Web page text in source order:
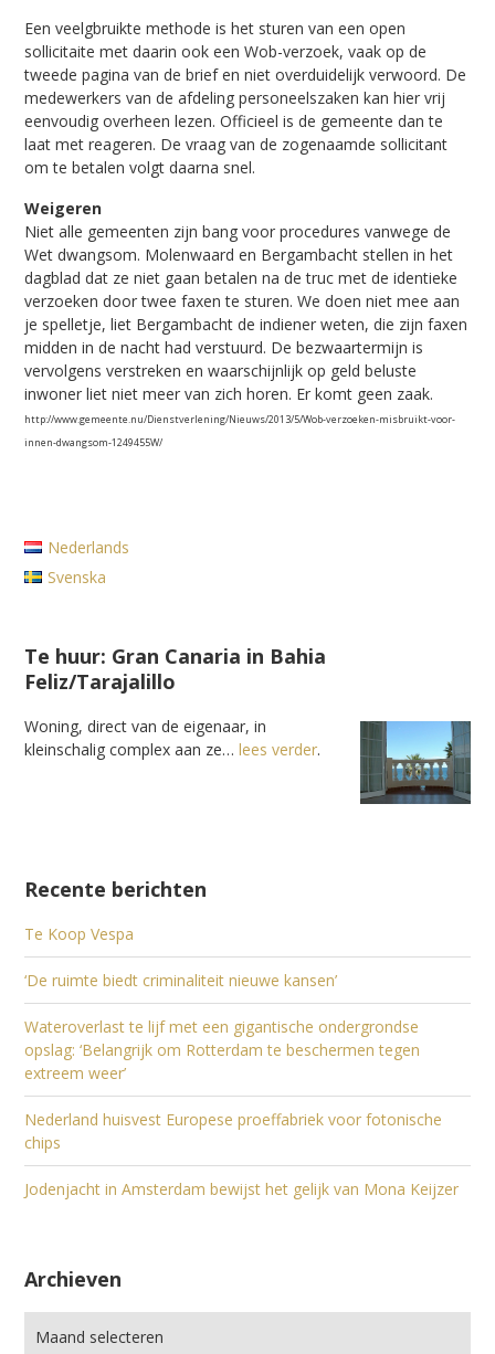
Een veelgbruikte methode is het sturen van een open
sollicitaite met daarin ook een Wob-verzoek, vaak op de
tweede pagina van de brief en niet overduidelijk verwoord. De
medewerkers van de afdeling personeelszaken kan hier vrij
eenvoudig overheen lezen. Officieel is de gemeente dan te
laat met reageren. De vraag van de zogenaamde sollicitant
om te betalen volgt daarna snel.
Weigeren
Niet alle gemeenten zijn bang voor procedures vanwege de
Wet dwangsom. Molenwaard en Bergambacht stellen in het
dagblad dat ze niet gaan betalen na de truc met de identieke
verzoeken door twee faxen te sturen. We doen niet mee aan
je spelletje, liet Bergambacht de indiener weten, die zijn faxen
midden in de nacht had verstuurd. De bezwaartermijn is
vervolgens verstreken en waarschijnlijk op geld beluste
inwoner liet niet meer van zich horen. Er komt geen zaak.
http://www.gemeente.nu/Dienstverlening/Nieuws/2013/5/Wob-verzoeken-misbruikt-voor-
innen-dwangsom-1249455W/
Nederlands
Svenska
Te huur: Gran Canaria in Bahia
Feliz/Tarajalillo
Woning, direct van de eigenaar, in
kleinschalig complex aan ze…lees verder.
Recente berichten
Te Koop Vespa
‘De ruimte biedt criminaliteit nieuwe kansen’
Wateroverlast te lijf met een gigantische ondergrondse
opslag: ‘Belangrijk om Rotterdam te beschermen tegen
extreem weer’
Nederland huisvest Europese proeffabriek voor fotonische
chips
Jodenjacht in Amsterdam bewijst het gelijk van Mona Keijzer
Archieven